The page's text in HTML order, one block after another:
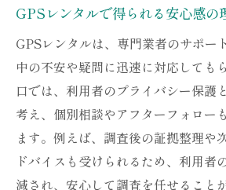
GPSレンタルで得られる安心感の
GPSレンタルは、専門業者のサポー
中の不安や疑問に迅速に対応しても
口では、利用者のプライバシー保護
考え、個別相談やアフターフォロー
ます。例えば、調査後の証拠整理や
ドバイスも受けられるため、利用者
減され、安心して調査を任せること